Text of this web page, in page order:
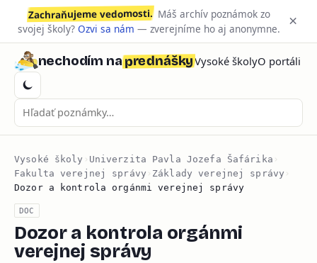
Zachraňujeme vedomosti. Máš archív poznámok zo
svojej školy? Ozvi sa nám — zverejníme ho aj anonymne. ×
nechodím naprednáškyVysoké školyO portáli
Vysoké školy › Univerzita Pavla Jozefa Šafárika ›
Fakulta verejnej správy › Základy verejnej správy ›
Dozor a kontrola orgánmi verejnej správy
DOC
Dozor a kontrola orgánmi
verejnej správy